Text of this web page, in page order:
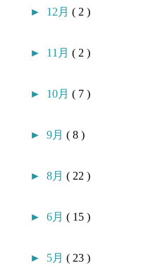
► 12月( 2 )
► 11月( 2 )
► 10月( 7 )
►9月( 8 )
►8月( 22 )
►6月( 15 )
► 5月( 23 )